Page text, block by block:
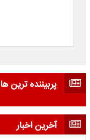
پربیننده ترین ها
آخرین اخبار